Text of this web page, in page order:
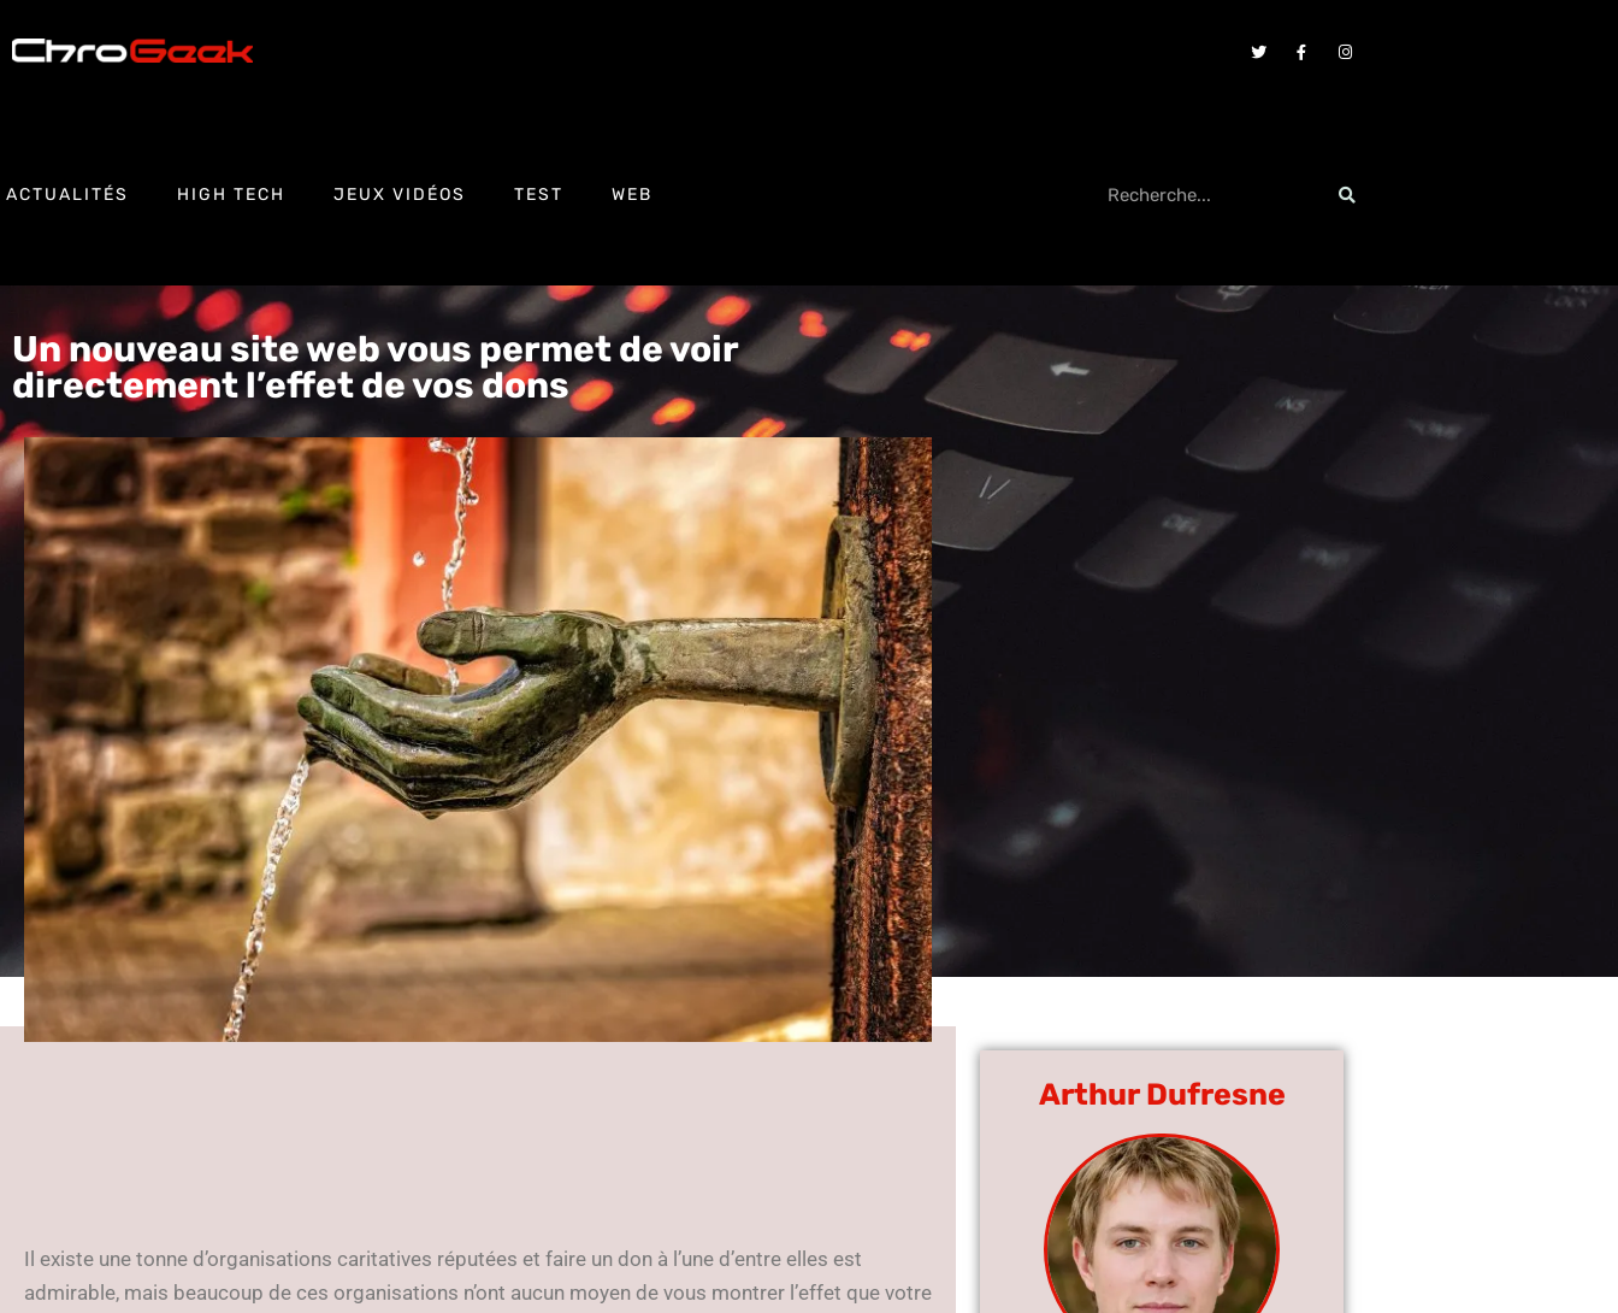
ACTUALITÉS HIGH TECH JEUX VIDÉOS TEST WEB
Un nouveau site web vous permet de voir
directement l’effet de vos dons
Il existe une tonne d’organisations caritatives réputées et faire un don à l’une d’entre elles est
admirable, mais beaucoup de ces organisations n’ont aucun moyen de vous montrer l’effet que votre
Arthur Dufresne